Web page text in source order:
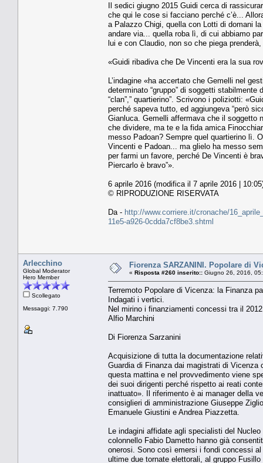
Il sedici giugno 2015 Guidi cerca di
che qui le cose si facciano perché c’è...
a Palazzo Chigi, quella con Lotti di domani
andare via... quella roba lì, di cui abbiamo
lui e con Claudio, non so che piega
«Guidi ribadiva che De Vincenti era la sua
L’indagine «ha accertato che Gemelli nel
determinato “gruppo” di soggetti stabilmente
“clan”,” quartierino”. Scrivono i poliziotti:
perché sapeva tutto, ed aggiungeva “però
Gianluca. Gemelli affermava che il soggetto
che dividere, ma te e la fida amica
messo Padoan? Sempre quel quartierino lì.
Vincenti e Padoan... ma glielo ha messo
per farmi un favore, perché De Vincenti è
Piercarlo è bravo”».
6 aprile 2016 (modifica il 7 aprile 2016 |
© RIPRODUZIONE RISERVATA
Da - http://www.corriere.it/cronache/
11e5-a926-0cdda7cf8be3.shtml
Arlecchino
Global Moderator
Hero Member
Scollegato
Messaggi: 7.790
Fiorenza SARZANINI. Popolare di
« Risposta #260 inserito:: Giugno 26, 2016,
Terremoto Popolare di Vicenza: la Finanza
Indagati i vertici.
Nel mirino i finanziamenti concessi tra il
Alfio Marchini
Di Fiorenza Sarzanini
Acquisizione di tutta la documentazione
Guardia di Finanza dai magistrati di
questa mattina e nel provvedimento viene
dei suoi dirigenti perché rispetto ai reati
inattuato». Il riferimento è ai manager della
consiglieri di amministrazione Giuseppe
Emanuele Giustini e Andrea Piazzetta.
Le indagini affidate agli specialisti del
colonnello Fabio Dametto hanno già
onerosi. Sono così emersi i fondi concessi
ultime due tornate elettorali, al gruppo